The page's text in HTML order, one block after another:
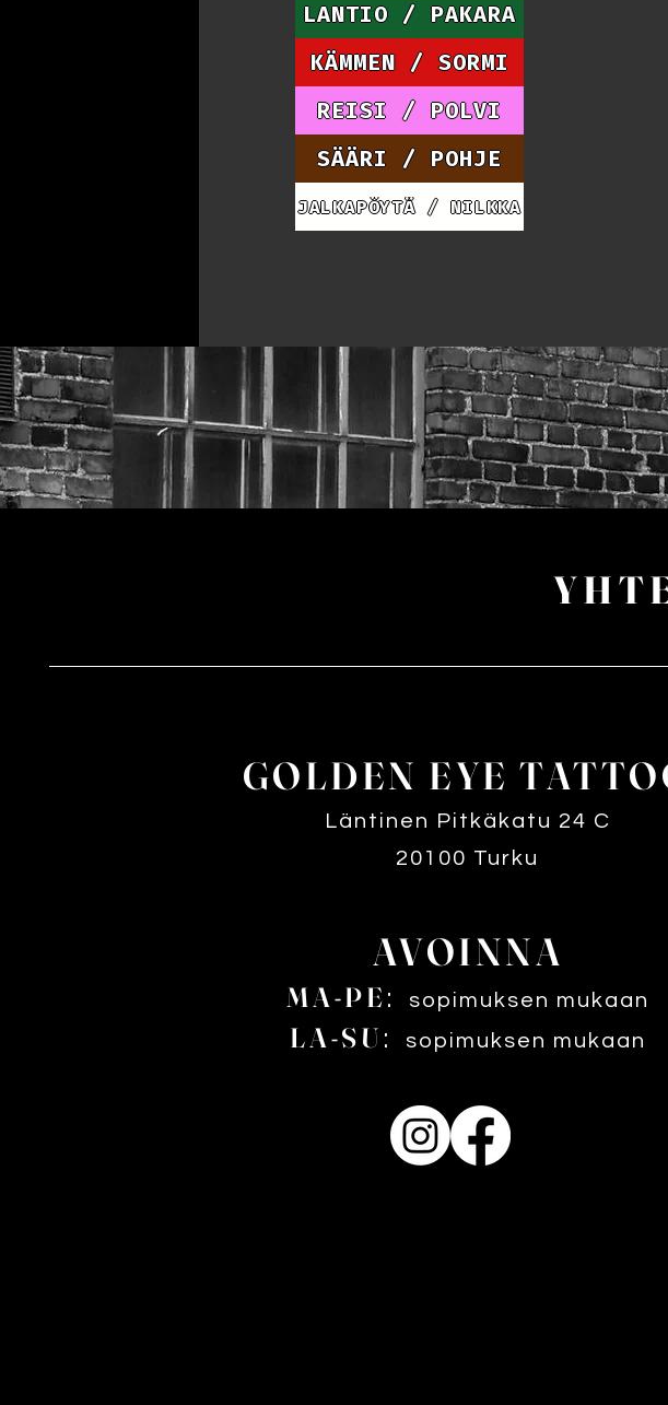
LANTIO / PAKARA
KÄMMEN / SORMI
REISI / POLVI
SÄÄRI / POHJE
JALKAPÖYTÄ / NILKKA
GOLDEN EYE
Läntinen Pitkäkatu 24 C
20100 Turku
AVOINNA
MA-PE: sopimuksen mukaan
LA-SU : sopimuksen mukaan